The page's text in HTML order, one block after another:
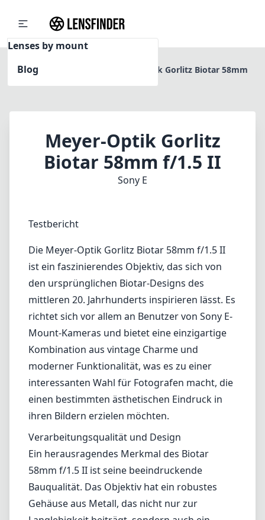
Lenses by mount
Blog
Home
Meyer-Optik Gorlitz Biotar 58mm
Meyer-Optik Gorlitz
Biotar 58mm f/1.5 II
Sony E
Testbericht
Die Meyer-Optik Gorlitz Biotar 58mm f/1.5 II
ist ein faszinierendes Objektiv, das sich von
den ursprünglichen Biotar-Designs des
mittleren 20. Jahrhunderts inspirieren lässt. Es
richtet sich vor allem an Benutzer von Sony E-
Mount-Kameras und bietet eine einzigartige
Kombination aus vintage Charme und
moderner Funktionalität, was es zu einer
interessanten Wahl für Fotografen macht, die
einen bestimmten ästhetischen Eindruck in
ihren Bildern erzielen möchten.
Verarbeitungsqualität und Design
Ein herausragendes Merkmal des Biotar
58mm f/1.5 II ist seine beeindruckende
Bauqualität. Das Objektiv hat ein robustes
Gehäuse aus Metall, das nicht nur zur